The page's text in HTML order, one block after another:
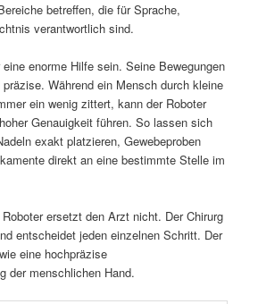
betreffen, die für Sprache,
verantwortlich sind.
enorme Hilfe sein. Seine Bewegungen
Während ein Mensch durch kleine
ein wenig zittert, kann der Roboter
Genauigkeit führen. So lassen sich
exakt platzieren, Gewebeproben
direkt an eine bestimmte Stelle im
ersetzt den Arzt nicht. Der Chirurg
entscheidet jeden einzelnen Schritt. Der
eine hochpräzise
der menschlichen Hand.